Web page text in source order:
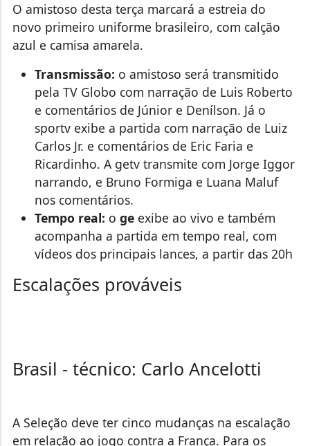
O amistoso desta terça marcará a estreia do
novo primeiro uniforme brasileiro, com calção
azul e camisa amarela.
Transmissão: o amistoso será transmitido
pela TV Globo com narração de Luis Roberto
e comentários de Júnior e Denílson. Já o
sportv exibe a partida com narração de Luiz
Carlos Jr. e comentários de Eric Faria e
Ricardinho. A getv transmite com Jorge Iggor
narrando, e Bruno Formiga e Luana Maluf
nos comentários.
Tempo real: o ge exibe ao vivo e também
acompanha a partida em tempo real, com
vídeos dos principais lances, a partir das 20h
Escalações prováveis
Brasil - técnico: Carlo Ancelotti
A Seleção deve ter cinco mudanças na escalação
em relação ao jogo contra a França. Para os